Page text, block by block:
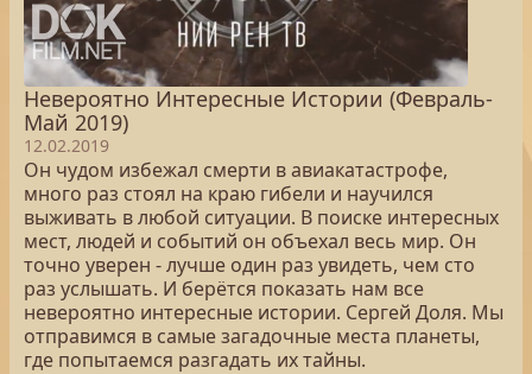
Невероятно Интересные Истории (Февраль-
Май 2019)
12.02.2019
Он чудом избежал смерти в авиакатастрофе,
много раз стоял на краю гибели и научился
выживать в любой ситуации. В поиске интересных
мест, людей и событий он объехал весь мир. Он
точно уверен - лучше один раз увидеть, чем сто
раз услышать. И берётся показать нам все
невероятно интересные истории. Сергей Доля. Мы
отправимся в самые загадочные места планеты,
где попытаемся разгадать их тайны.